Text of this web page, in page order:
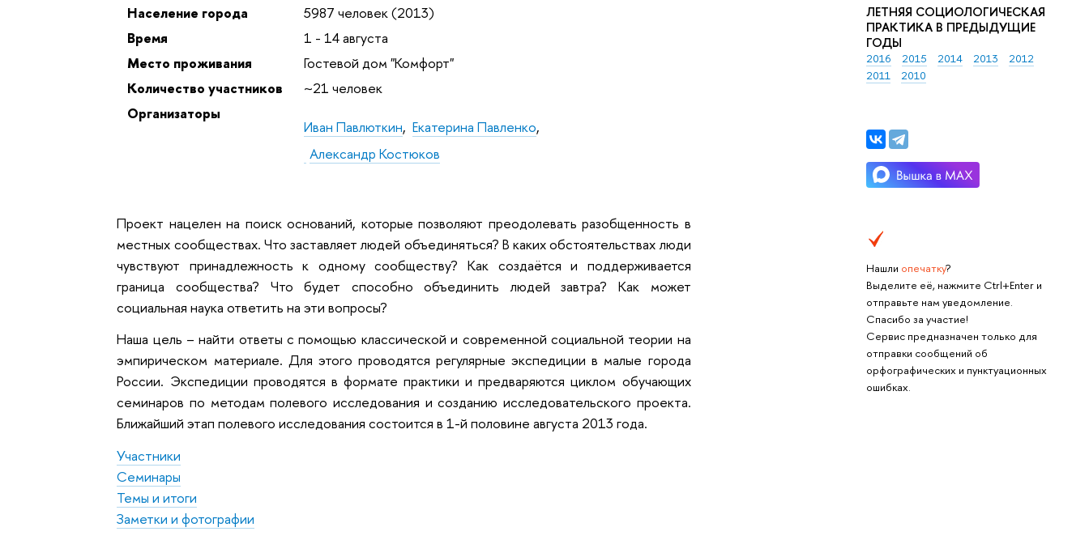
ЛЕТНЯЯ СОЦИОЛОГИЧЕСКАЯ
ПРАКТИКА В ПРЕДЫДУЩИЕ
ГОДЫ
2016 2015 2014 2013
2012
2011
2010
Нашли опечатку?
Выделите её, нажмите Ctrl+Enter и
отправьте нам уведомление.
Спасибо за участие!
Сервис предназначен только для
отправки сообщений об
орфографических и пунктуационных
ошибках.
Население города
5987человек (2013)
Время
1 - 14 августа
Место проживания
Гостевой дом "Комфорт"
Количество участников
~21 человек
Организаторы
Иван Павлюткин, ЕкатеринаПавленко,
Александр Костюков
Проект нацелен на поиск оснований, которые позволяют преодолевать разобщенность в
местных сообществах. Что заставляет людей объединяться? В каких обстоятельствах люди
чувствуют принадлежность к одному сообществу? Как создаётся и поддерживается
граница сообщества? Что будет способно объединить людей завтра? Как может
социальная наука ответить на эти вопросы?
Наша цель – найти ответы с помощью классической и современной социальной теории на
эмпирическом материале. Для этого проводятся регулярные экспедиции в малые города
России. Экспедиции проводятся в формате практики и предваряются циклом обучающих
семинаров по методам полевого исследования и созданию исследовательского проекта.
Ближайший этап полевого исследования состоится в 1-й половине августа 2013 года.
Участники
Семинары
Темы и итоги
Заметки и фотографии